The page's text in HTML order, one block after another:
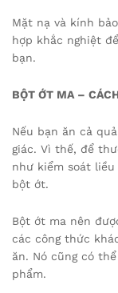
Mặt nạ và kính
hợp khắc nghiệt
bạn.
BỘT ỚT MA –
Nếu bạn ăn cả
giác. Vì thế, để
như kiểm soát
bột ớt.
Bột ớt ma nên
các công thức
ăn. Nó cũng có
phẩm.